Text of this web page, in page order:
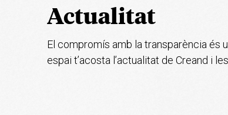
Actualitat
El compromís amb la transparència és
espai t’acosta l’actualitat de Creand i